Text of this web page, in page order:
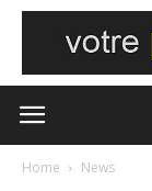
Home News